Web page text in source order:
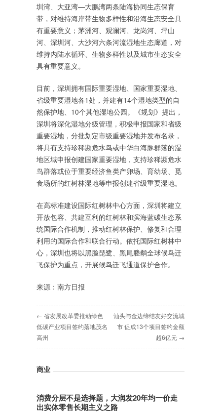
圳湾、大亚湾—大鹏湾两条陆海协同生态保育
带，对维持海岸带生物多样性和沿海生态安全具
有重要意义；茅洲河、观澜河、龙岗河、坪山
河、深圳河、大沙河六条河流湿地生态廊道，对
维持内陆水循环、生物多样性以及城市生态安全
具有重要意义。
目前，深圳拥有国际重要湿地、国家重要湿地、
省级重要湿地各1处，并建有14个湿地类型的自
然保护地、10个其他湿地公园。《规划》提出，
深圳将深化湿地分级管理，积极申报国家和省级
重要湿地，分批划定市级重要湿地并发布名录，
将具有支持珍稀濒危水鸟或中华白海豚群落的湿
地区域申报创建国家重要湿地，支持珍稀濒危水
鸟群落或位于重要经济鱼类产卵场、育幼场、觅
食场所的红树林湿地等申报创建省级重要湿地。
在高标准建设国际红树林中心方面，深圳将建立
开放包容、共建互利的红树林和滨海蓝碳生态系
统国际合作机制，推动红树林保护、修复和合理
利用的国际合作和联合行动。依托国际红树林中
心，深圳也将以黑脸琵鹭、黑尾塍鹬全球候鸟迁
飞保护为重点，开展候鸟迁飞通道保护合作。
来源：南方日报
← 省发展改革委推动绿色
低碳产业项目签约落地茂名
高州
汕头与金边缔结友好交流城
市 促成13个项目签约金额
超6亿元 →
商业
消费分层不是选择题，大润发20年均一价走
出实体零售长期主义之路